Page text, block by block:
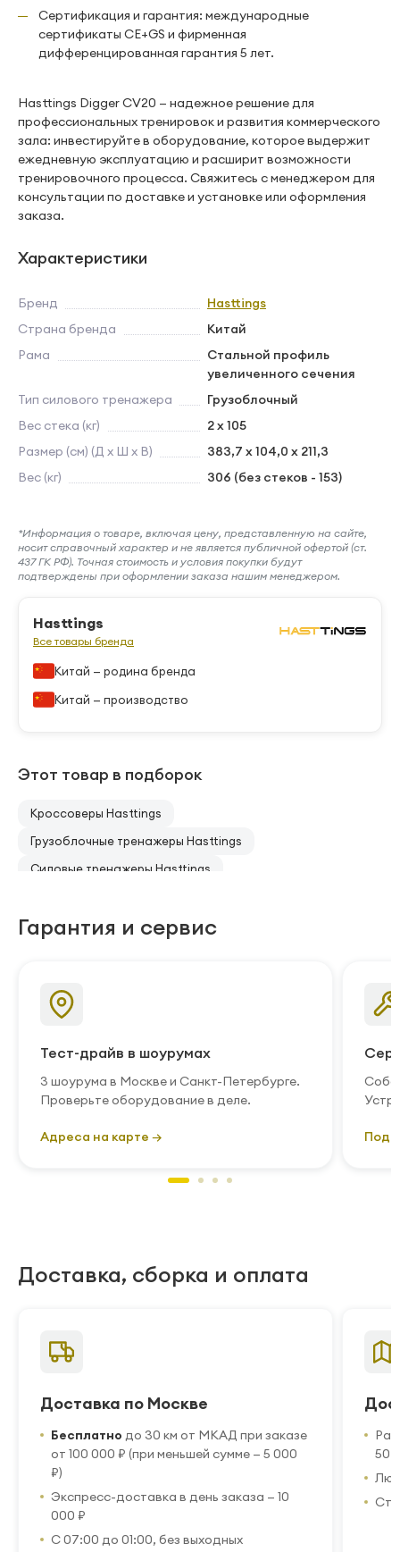
Сертификация и гарантия: международные
сертификаты CE+GS и фирменная
дифференцированная гарантия 5 лет.
Hasttings Digger CV20 — надежное решение для
профессиональных тренировок и развития коммерческого
зала: инвестируйте в оборудование, которое выдержит
ежедневную эксплуатацию и расширит возможности
тренировочного процесса. Свяжитесь с менеджером для
консультации по доставке и установке или оформления
заказа.
Характеристики
Бренд
Hasttings
Страна бренда
Китай
Рама
Стальной профиль
увеличенного сечения
Тип силового тренажера
Грузоблочный
Вес стека (кг)
2 x 105
Размер (см) (Д х Ш х В)
383,7 х 104,0 х 211,3
Вес (кг)
306 (без стеков - 153)
*Информация о товаре, включая цену, представленную на сайте,
носит справочный характер и не является публичной офертой (ст.
437 ГК РФ). Точная стоимость и условия покупки будут
подтверждены при оформлении заказа нашим менеджером.
Hasttings
Все товары бренда
Китай — родина бренда
Китай — производство
Этот товар в подборок
Кроссоверы Hasttings
Грузоблочные тренажеры Hasttings
Силовые тренажеры Hasttings
Гарантия и сервис
Тест-драйв в шоурумах
3 шоурума в Москве и Санкт-Петербурге.
Проверьте оборудование в деле.
Адреса на карте →
Доставка, сборка и оплата
Доставка по Москве
Бесплатно до 30 км от МКАД при заказе
от 100 000 ₽ (при меньшей сумме — 5 000
₽)
Экспресс-доставка в день заказа — 10
000 ₽
С 07:00 до 01:00, без выходных
50